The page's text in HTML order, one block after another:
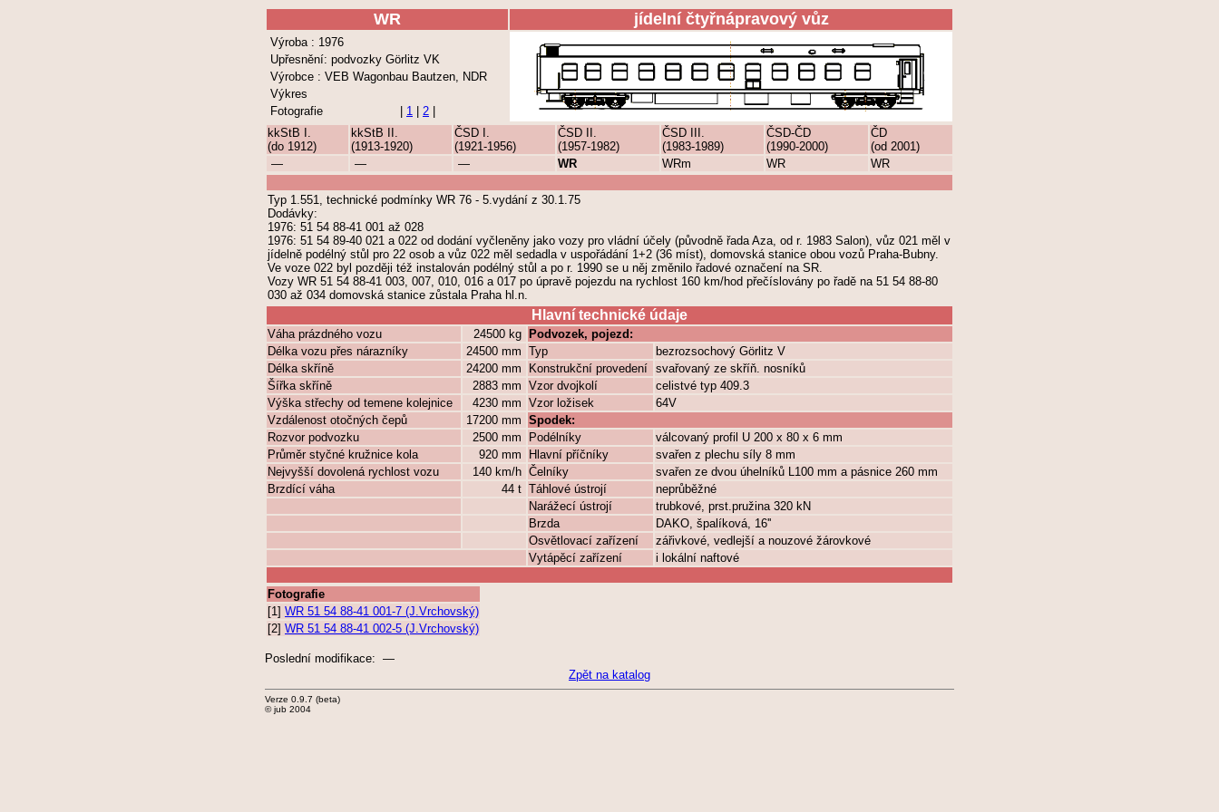
WR jídelní čtyřnápravový vůz
Výroba : 1976
Upřesnění: podvozky Görlitz VK
Výrobce : VEB Wagonbau Bautzen, NDR
Výkres
Fotografie
1 2
kkStB I.
(do 1912)
kkStB II.
(1913-1920)
ČSD I.
(1921-1956)
ČSD II.
(1957-1982)
ČSD III.
(1983-1989)
ČSD-ČD
(1990-2000)
ČD
(od 2001)
—
— — WR WRm WR WR
Typ 1.551, technické podmínky WR 76 - 5.vydání z 30.1.75
Dodávky:
1976: 51 54 88-41 001 až 028
1976: 51 54 89-40 021 a 022 od dodání vyčleněny jako vozy pro vládní účely (původně řada Aza, od r. 1983 Salon), vůz 021 měl v
jídelně podélný stůl pro 22 osob a vůz 022 měl sedadla v uspořádání 1+2 (36 míst), domovská stanice obou vozů Praha-Bubny.
Ve voze 022 byl později též instalován podélný stůl a po r. 1990 se u něj změnilo řadové označení na SR.
Vozy WR 51 54 88-41 003, 007, 010, 016 a 017 po úpravě pojezdu na rychlost 160 km/hod přečíslovány po řadě na 51 54 88-80
030 až 034 domovská stanice zůstala Praha hl.n.
Hlavní technické údaje
Váha prázdného vozu 24500 kg
Podvozek, pojezd:
Délka vozu přes nárazníky
24500 mm Typ
bezrozsochový Görlitz V
Délka skříně
24200 mm Konstrukční provedení svařovaný ze skříň. nosníků
Šířka skříně
2883 mm Vzor dvojkolí
celistvé typ 409.3
Výška střechy od temene kolejnice
4230 mm Vzor ložisek
64V
Vzdálenost otočných čepů
17200 mm Spodek:
Rozvor podvozku
2500 mm Podélníky
válcovaný profil U 200 x 80 x 6 mm
Průměr styčné kružnice kola
920 mm Hlavní příčníky
svařen z plechu síly 8 mm
Nejvyšší dovolená rychlost vozu
140 km/h Čelníky
svařen ze dvou úhelníků L100 mm a pásnice 260 mm
Brzdící váha
44 t Táhlové ústrojí
neprůběžné
Narážecí ústrojí
trubkové, prst.pružina 320 kN
Brzda
DAKO, špalíková, 16''
Osvětlovací zařízení
zářivkové, vedlejší a nouzové žárovkové
Vytápěcí zařízení
i lokální naftové
Fotografie
[1] WR 51 54 88-41 001-7 (J.Vrchovský)
[2] WR 51 54 88-41 002-5 (J.Vrchovský)
Poslední modifikace: —
Zpět na katalog
Verze 0.9.7 (beta)
© jub 2004